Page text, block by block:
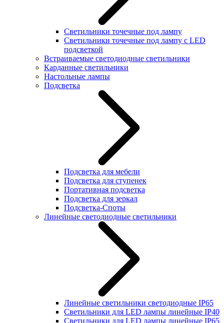
Светильники точечные под лампу
Светильники точечные под лампу с LED
подсветкой
Встраиваемые светодиодные светильники
Карданные светильники
Настольные лампы
Подсветка
Подсветка для мебели
Подсветка для ступенек
Портативная подсветка
Подсветка для зеркал
Подсветка-Споты
Линейные светодиодные светильники
Линейные светильники светодиодные IP65
Светильники для LED лампы линейные IP40
Светильники для LED лампы линейные IP65